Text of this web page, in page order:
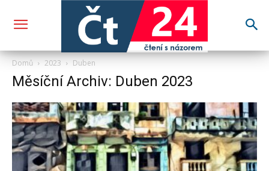
Domů 2023 Duben
Měsíční Archiv: Duben 2023